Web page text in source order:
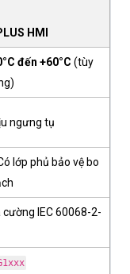
HMI
đến +60°C (tùy
ngưng tụ
lớp phủ bảo vệ bo
cường IEC 60068-2-